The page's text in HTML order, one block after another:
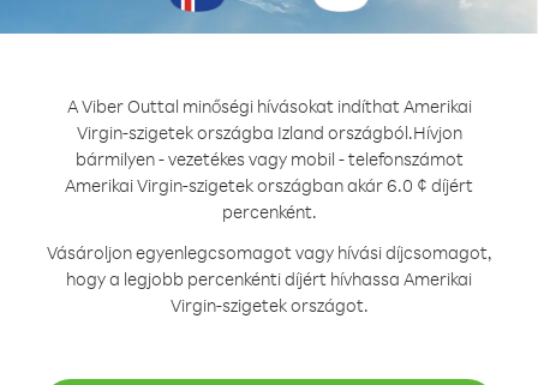
A Viber Outtal minőségi hívásokat indíthat Amerikai
Virgin-szigetek országba Izland országból.Hívjon
bármilyen - vezetékes vagy mobil - telefonszámot
Amerikai Virgin-szigetek országban akár 6.0 ¢ díjért
percenként.
Vásároljon egyenlegcsomagot vagy hívási díjcsomagot,
hogy a legjobb percenkénti díjért hívhassa Amerikai
Virgin-szigetek országot.